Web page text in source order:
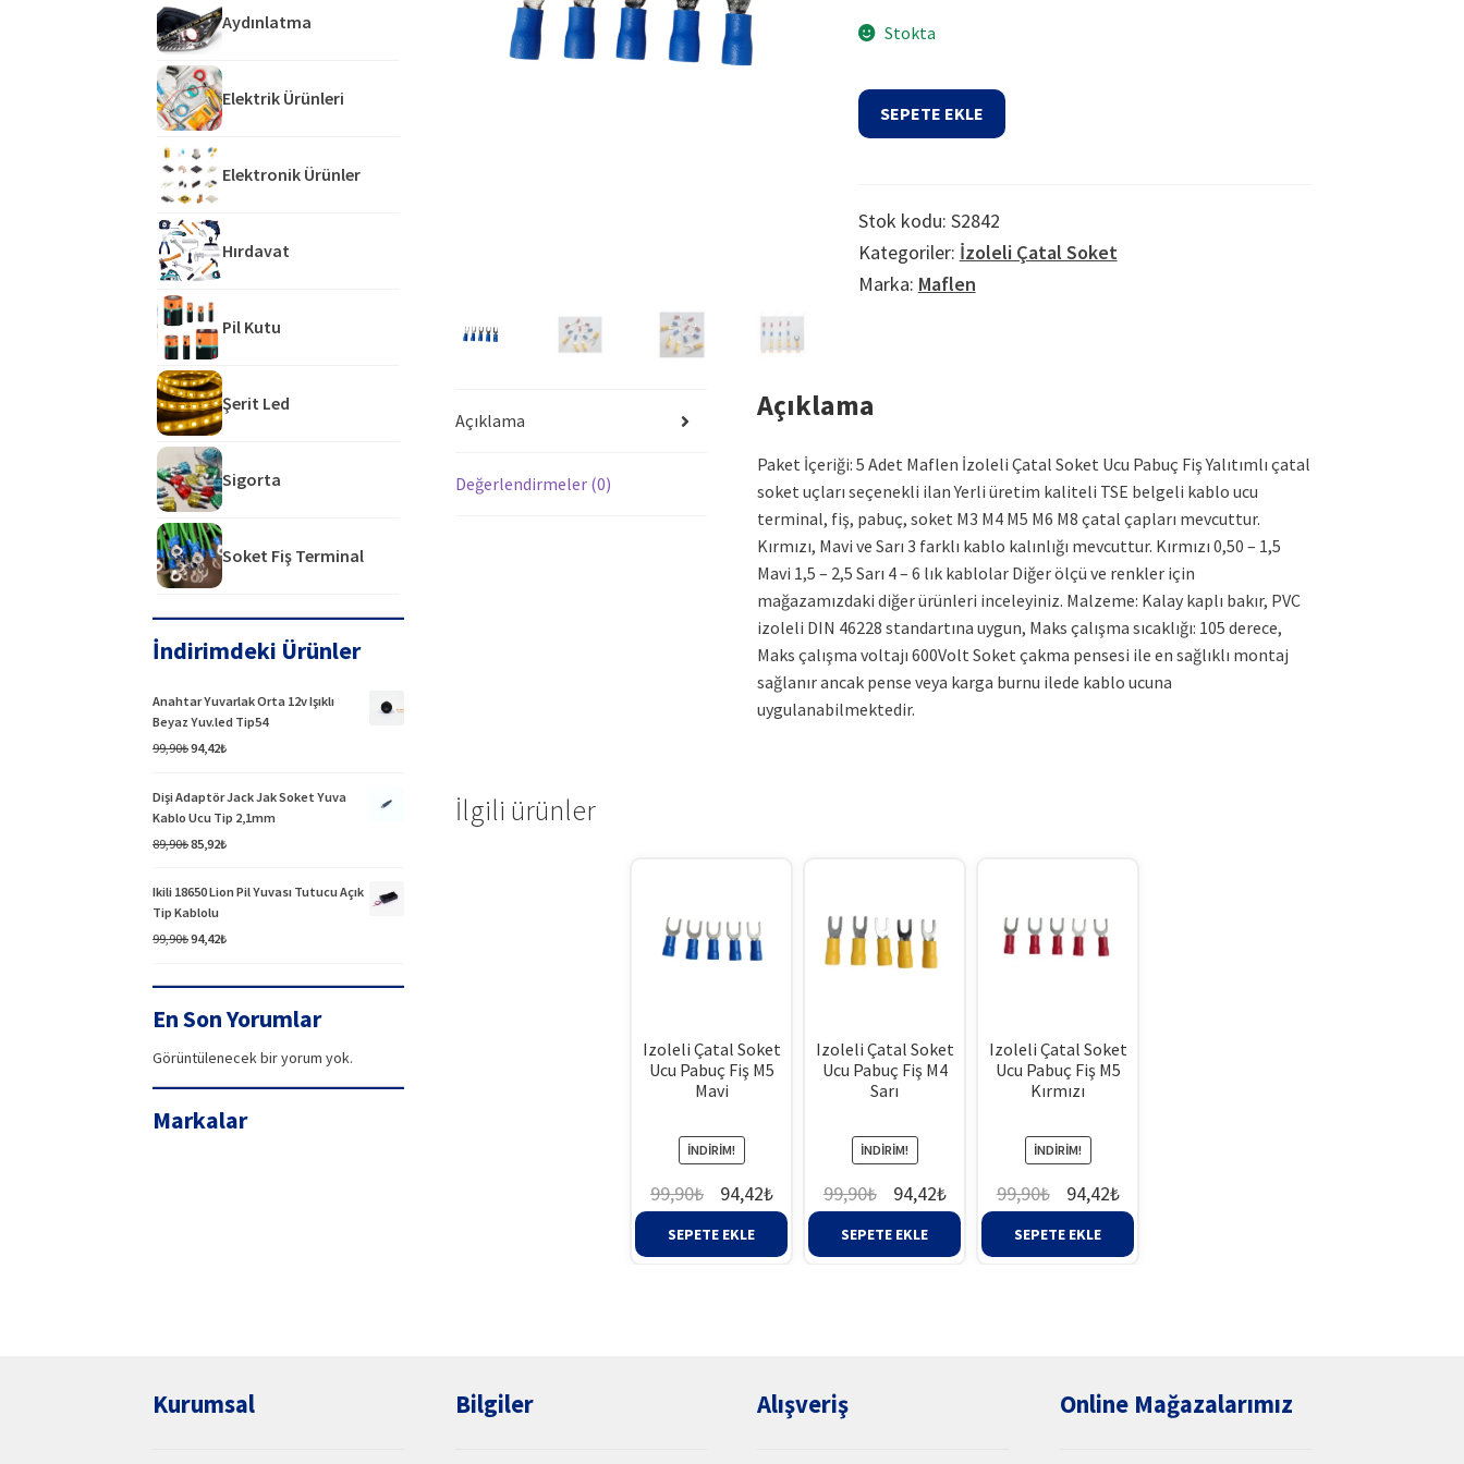
Stokta
Izoleli
Çatal
Pabuç
M4
Mavi
SEPETE EKLE
Stok kodu: S2842
Kategoriler: İzoleli Çatal Soket
Marka: Maflen
Açıklama
Değerlendirmeler (0)
Açıklama
Paket İçeriği: 5 Adet Maflen İzoleli Çatal Soket Ucu Pabuç Fiş Yalıtımlı çatal
soket uçları seçenekli ilan Yerli üretim kaliteli TSE belgeli kablo ucu
terminal, fiş, pabuç, soket M3 M4 M5 M6 M8 çatal çapları mevcuttur.
Kırmızı, Mavi ve Sarı 3 farklı kablo kalınlığı mevcuttur. Kırmızı 0,50 – 1,5
Mavi 1,5 – 2,5 Sarı 4 – 6 lık kablolar Diğer ölçü ve renkler için
mağazamızdaki diğer ürünleri inceleyiniz. Malzeme: Kalay kaplı bakır, PVC
izoleli DIN 46228 standartına uygun, Maks çalışma sıcaklığı: 105 derece,
Maks çalışma voltajı 600Volt Soket çakma pensesi ile en sağlıklı montaj
sağlanır ancak pense veya karga burnu ilede kablo ucuna
uygulanabilmektedir.
İlgili ürünler
Izoleli Çatal Soket
Ucu Pabuç Fiş M5
Mavi
İNDIRIM!
99,90₺
Orijinal
fiyat:
99,90₺.
94,42₺Şu
andaki
fiyat:
SEPETE EKLE
Izoleli Çatal Soket
Ucu Pabuç Fiş M4
Sarı
İNDIRIM!
99,90₺
Orijinal
fiyat:
99,90₺.
94,42₺Şu
andaki
fiyat:
SEPETE EKLE
Izoleli Çatal Soket
Ucu Pabuç Fiş M5
Kırmızı
İNDIRIM!
99,90₺
Orijinal
fiyat:
99,90₺.
94,42₺Şu
andaki
fiyat:
SEPETE EKLE
Aydınlatma
Elektrik Ürünleri
Elektronik Ürünler
Hırdavat
Pil Kutu
Şerit Led
Sigorta
Soket Fiş Terminal
İndirimdeki Ürünler
Anahtar Yuvarlak Orta 12v Işıklı
Beyaz Yuv.led Tip54
99,90₺Orijinal
94,42₺Şu
Dişi Adaptör Jack Jak Soket Yuva
Kablo Ucu Tip 2,1mm
89,90₺Orijinal
85,92₺Şu
Ikili 18650 Lion Pil Yuvası Tutucu Açık
Tip Kablolu
99,90₺Orijinal
94,42₺Şu
En Son Yorumlar
Görüntülenecek bir yorum yok.
Markalar
Kurumsal Bilgiler Alışveriş Online Mağazalarımız